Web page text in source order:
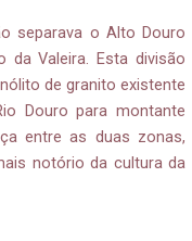
separava o Alto Douro
da Valeira. Esta divisão
de granito existente
Douro para montante
entre as duas zonas,
notório da cultura da